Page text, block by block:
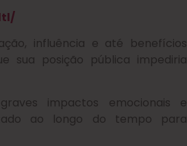
influência e até benefícios
sua posição pública impediria
impactos emocionais e
ao longo do tempo para